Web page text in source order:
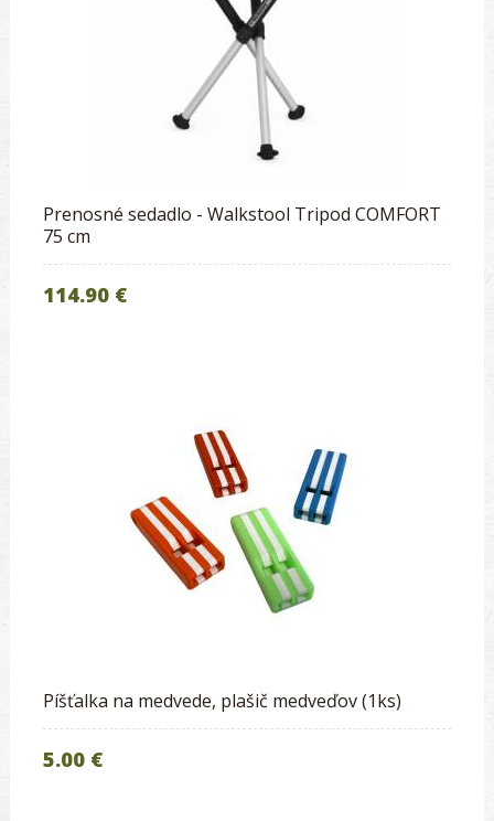
Prenosné sedadlo - Walkstool Tripod COMFORT
75 cm
114.90 €
Píšťalka na medvede, plašič medveďov (1ks)
5.00 €